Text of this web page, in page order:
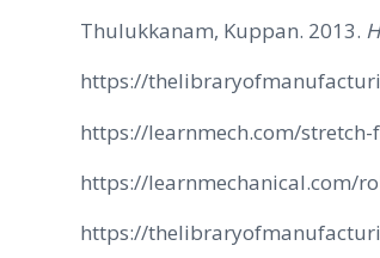
Thulukkanam, Kuppan. 2013.
https://
https://learnmech.com/
https://learnmechanical.com/
https://